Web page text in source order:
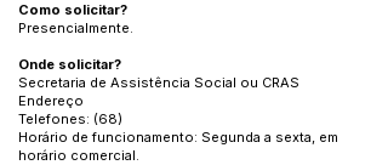
Como solicitar?
Presencialmente.
Onde solicitar?
Secretaria de Assistência Social ou CRAS
Endereço
Telefones: (68)
Horário de funcionamento: Segunda a sexta, em
horário comercial.